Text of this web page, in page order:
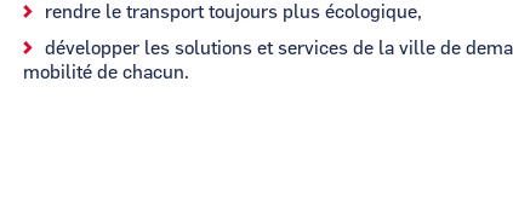
rendre le transport toujours plus écologique,
développer les solutions et services de la ville de
mobilité de chacun.